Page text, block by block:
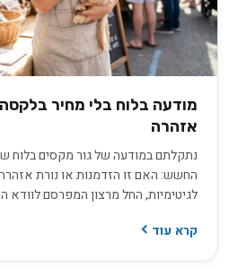
מודעה בלוח בלי מחיר
אזהרה
נתקלתם במודעה של גור מקסים בלוח
החשש: האם זו הזדמנות או נורת
לגיטימיות, החל מרצון המפרסם לוודא
בפועל השאלה היא לא רק כמה זה
קרא עוד